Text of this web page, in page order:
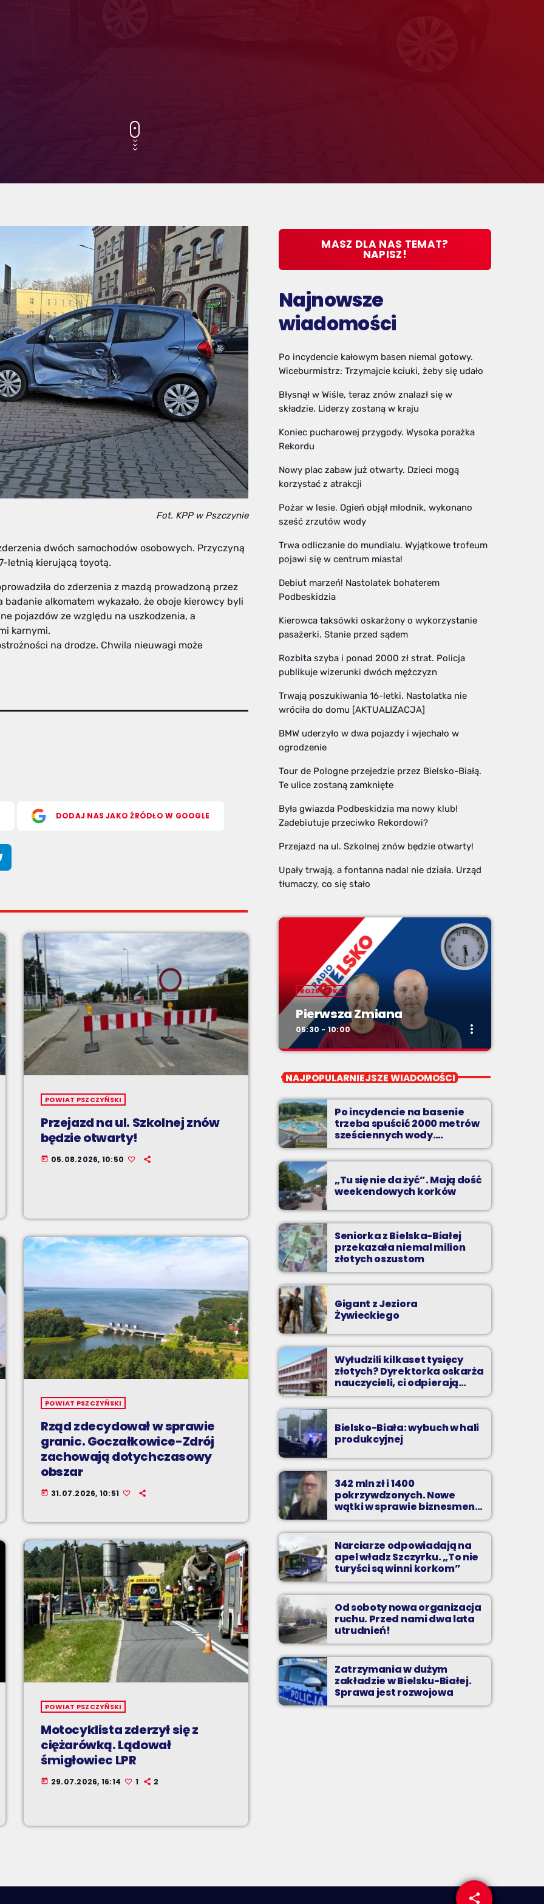
share
email
Fot. KPP w Pszczynie
dwóch samochodów osobowych. Przyczyną
letnią kierującą toyotą.
do zderzenia z mazdą prowadzoną przez
alkomatem wykazało, że oboje kierowcy byli
pojazdów ze względu na uszkodzenia, a
karnymi.
na drodze. Chwila nieuwagi może
DODAJ NAS JAKO ŹRÓDŁO W GOOGLE
POWIAT PSZCZYŃSKI
Przejazd na ul. Szkolnej znów
będzie otwarty!
today 05.08.2026, 10:50
POWIAT PSZCZYŃSKI
Rząd zdecydował w sprawie
granic. Goczałkowice-Zdrój
zachowają dotychczasowy
obszar
today 31.07.2026, 10:51
POWIAT PSZCZYŃSKI
Motocyklista zderzył się z
ciężarówką. Lądował
śmigłowiec LPR
today 29.07.2026, 16:14 1 2
MASZ DLA NAS TEMAT?
NAPISZ!
Najnowsze
wiadomości
Po incydencie kałowym basen niemal gotowy.
Wiceburmistrz: Trzymajcie kciuki, żeby się udało
Błysnął w Wiśle, teraz znów znalazł się w
składzie. Liderzy zostaną w kraju
Koniec pucharowej przygody. Wysoka porażka
Rekordu
Nowy plac zabaw już otwarty. Dzieci mogą
korzystać z atrakcji
Pożar w lesie. Ogień objął młodnik, wykonano
sześć zrzutów wody
Trwa odliczanie do mundialu. Wyjątkowe trofeum
pojawi się w centrum miasta!
Debiut marzeń! Nastolatek bohaterem
Podbeskidzia
Kierowca taksówki oskarżony o wykorzystanie
pasażerki. Stanie przed sądem
Rozbita szyba i ponad 2000 zł strat. Policja
publikuje wizerunki dwóch mężczyzn
Trwają poszukiwania 16-letki. Nastolatka nie
wróciła do domu [AKTUALIZACJA]
BMW uderzyło w dwa pojazdy i wjechało w
ogrodzenie
Tour de Pologne przejedzie przez Bielsko-Białą.
Te ulice zostaną zamknięte
Była gwiazda Podbeskidzia ma nowy klub!
Zadebiutuje przeciwko Rekordowi?
Przejazd na ul. Szkolnej znów będzie otwarty!
Upały trwają, a fontanna nadal nie działa. Urząd
tłumaczy, co się stało
ROZRYWKA
Pierwsza Zmiana
05:30 - 10:00 more_vert
Pierwsza Zmiana
Codziennie od poniedziałku do piątku od 5:30
do 10.
NAJPOPULARNIEJSZE WIADOMOŚCI
Po incydencie na basenie
trzeba spuścić 2000 metrów
sześciennych wody.
„Ogromne koszty i ogromna
praca”
„Tu się nie da żyć”. Mają dość
weekendowych korków
Seniorka z Bielska-Białej
przekazała niemal milion
złotych oszustom
Gigant z Jeziora
Żywieckiego
Wyłudzili kilkaset tysięcy
złotych? Dyrektorka oskarża
nauczycieli, ci odpierają
zarzuty
Bielsko-Biała: wybuch w hali
produkcyjnej
342 mln zł i 1400
pokrzywdzonych. Nowe
wątki w sprawie biznesmena
z Bielska-Białej
Narciarze odpowiadają na
apel władz Szczyrku. „To nie
turyści są winni korkom”
Od soboty nowa organizacja
ruchu. Przed nami dwa lata
utrudnień!
Zatrzymania w dużym
zakładzie w Bielsku-Białej.
Sprawa jest rozwojowa